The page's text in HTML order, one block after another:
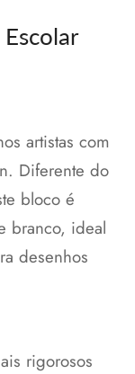
artistas com
Diferente do
bloco é
branco, ideal
desenhos
rigorosos